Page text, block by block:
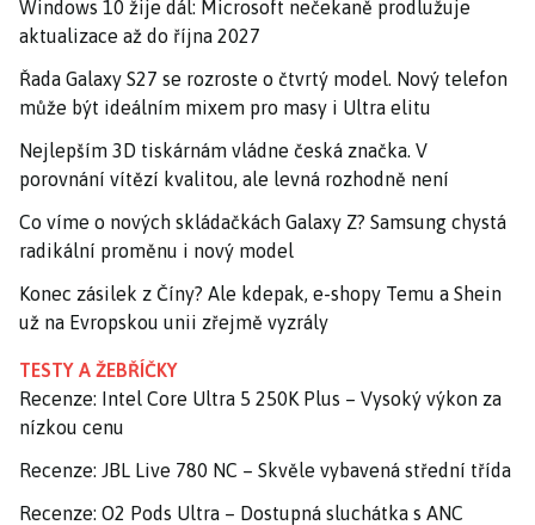
Windows 10 žije dál: Microsoft nečekaně prodlužuje
aktualizace až do října 2027
Řada Galaxy S27 se rozroste o čtvrtý model. Nový telefon
může být ideálním mixem pro masy i Ultra elitu
Nejlepším 3D tiskárnám vládne česká značka. V
porovnání vítězí kvalitou, ale levná rozhodně není
Co víme o nových skládačkách Galaxy Z? Samsung chystá
radikální proměnu i nový model
Konec zásilek z Číny? Ale kdepak, e-shopy Temu a Shein
už na Evropskou unii zřejmě vyzrály
TESTY A ŽEBŘÍČKY
Recenze: Intel Core Ultra 5 250K Plus – Vysoký výkon za
nízkou cenu
Recenze: JBL Live 780 NC – Skvěle vybavená střední třída
Recenze: O2 Pods Ultra – Dostupná sluchátka s ANC